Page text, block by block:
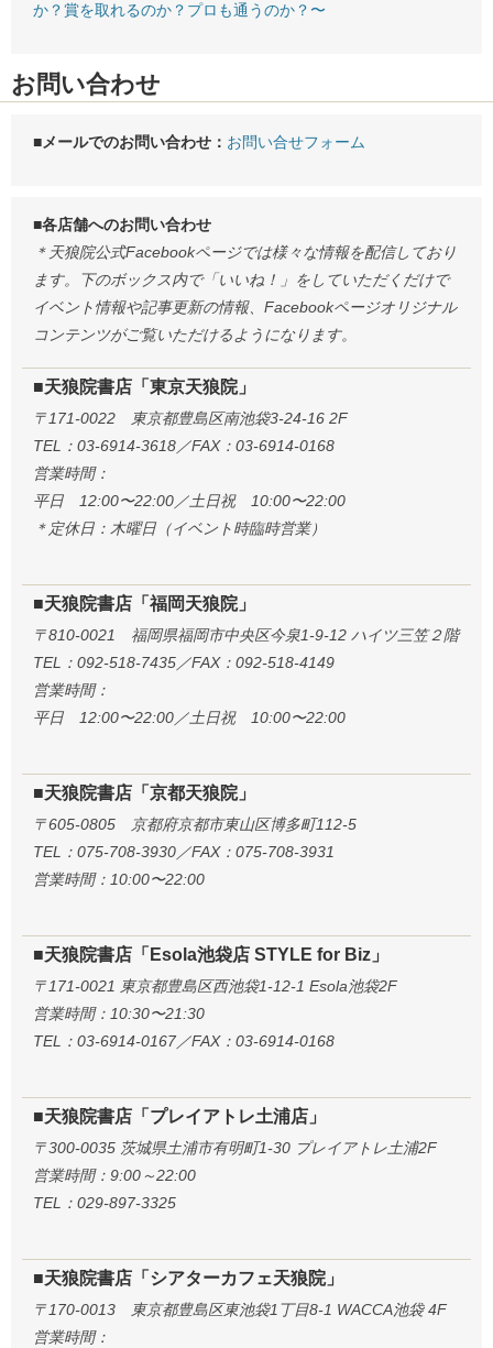
か？賞を取れるのか？プロも通うのか？〜
お問い合わせ
■メールでのお問い合わせ： お問い合せフォーム
■各店舗へのお問い合わせ
＊天狼院公式Facebookページでは様々な情報を配信しており
ます。下のボックス内で「いいね！」をしていただくだけで
イベント情報や記事更新の情報、Facebookページオリジナル
コンテンツがご覧いただけるようになります。
■天狼院書店「東京天狼院」
〒171-0022 東京都豊島区南池袋3-24-16 2F
TEL：03-6914-3618／FAX：03-6914-0168
営業時間：
平日 12:00〜22:00／土日祝 10:00〜22:00
＊定休日：木曜日（イベント時臨時営業）
■天狼院書店「福岡天狼院」
〒810-0021 福岡県福岡市中央区今泉1-9-12 ハイツ三笠２階
TEL：092-518-7435／FAX：092-518-4149
営業時間：
平日 12:00〜22:00／土日祝 10:00〜22:00
■天狼院書店「京都天狼院」
〒605-0805 京都府京都市東山区博多町112-5
TEL：075-708-3930／FAX：075-708-3931
営業時間：10:00〜22:00
■天狼院書店「Esola池袋店 STYLE for Biz」
〒171-0021 東京都豊島区西池袋1-12-1 Esola池袋2F
営業時間：10:30〜21:30
TEL：03-6914-0167／FAX：03-6914-0168
■天狼院書店「プレイアトレ土浦店」
〒300-0035 茨城県土浦市有明町1-30 プレイアトレ土浦2F
営業時間：9:00～22:00
TEL：029-897-3325
■天狼院書店「シアターカフェ天狼院」
〒170-0013 東京都豊島区東池袋1丁目8-1 WACCA池袋 4F
営業時間：